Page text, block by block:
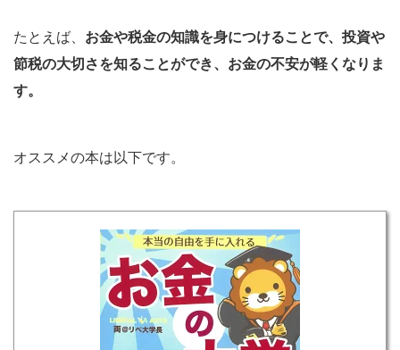
たとえば、 お金や税金の知識を身につけることで、投資や
節税の大切さを知ることができ、お金の不安が軽くなりま
す。
オススメの本は以下です。